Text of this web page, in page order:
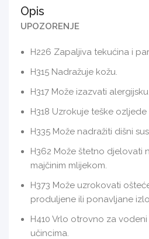
Opis
UPOZORENJE
H226 Zapaljiva tekućina i
H315 Nadražuje kožu.
H317 Može izazvati
H318 Uzrokuje teške
H335 Može nadražiti dišni
H362 Može štetno djelovati
majčinim mlijekom.
H373 Može uzrokovati
produljene ili ponavljane
H410 Vrlo otrovno za
učincima.